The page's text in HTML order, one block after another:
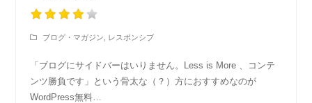
ブログ・マガジン レスポンシブ
「ブログにサイドバーはいりません。Less is More 、コンテ
ンツ勝負です」という骨太な（？）方におすすめなのが
WordPress無料…